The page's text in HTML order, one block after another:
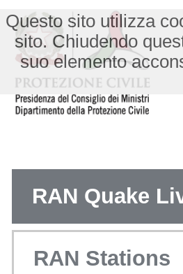
Questo sito utilizza
sito. Chiudendo
suo elemento
RAN Quake
RAN Stations